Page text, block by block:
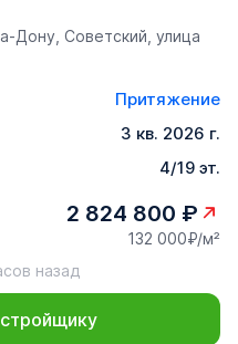
Дону, Советский, улица
Притяжение
3 кв. 2026 г.
4/19 эт.
2 824 800 ₽
132 000₽/м²
назад